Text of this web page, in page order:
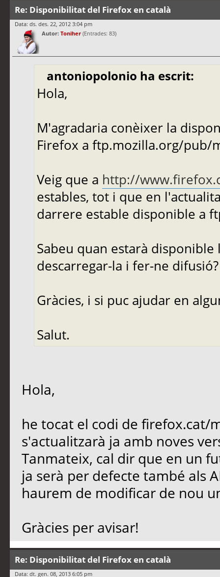
Re: Disponibilitat del Firefox en català
Data: ds. des. 22, 2012 3:04 pm
Autor: Toniher (Entrades: 83)
antoniopolonio ha escrit:
Hola,
M'agradaria conèixer la
Firefox a ftp.mozilla.org/pub/
Veig que a http://
estables, tot i que en
darrere estable disponible a
Sabeu quan estarà
descarregar-la i fer-ne difusió?
Gràcies, i si puc ajudar en
Salut.
Hola,
he tocat el codi de firefox.cat/
s'actualitzarà ja amb noves
Tanmateix, cal dir que en un
ja serà per defecte també als
haurem de modificar de nou
Gràcies per avisar!
Re: Disponibilitat del Firefox en català
Data: dt. gen. 08, 2013 6:05 pm